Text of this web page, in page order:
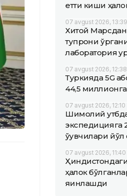
етти киши
07 avgust 2026, 13:39
Хитой
тупроқни
лаборатория
07 avgust 2026, 12:38
Туркияда 5G
44,5
07 avgust 2026, 12:10
Шимолий
экспедицияга
ўқувчилари
07 avgust 2026, 11:40
ҳалок
яқинлашди